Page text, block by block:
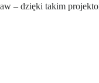
– dzięki takim